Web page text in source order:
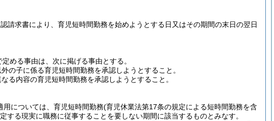
請求書により、育児短時間勤務を始めようとする日又はその期間の末日の翌日
める事由は、次に掲げる事由とする。
の子に係る育児短時間勤務を承認しようとすること。
る内容の育児短時間勤務を承認しようとすること。
用については、育児短時間勤務(育児休業法第17条の規定による短時間勤務を含
する現実に職務に従事することを要しない期間に該当するものとみなす。